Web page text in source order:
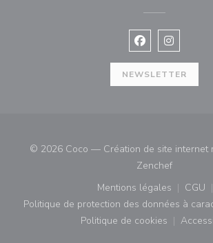
Facebook
NEWSLETTER
© 2026 Coco — Création de site internet
Zenchef((ouvre
Mentions légales
((ouvre une
CGU
Politique de protection des données à
((ouvre une
Politique de cookies
((ouvre une